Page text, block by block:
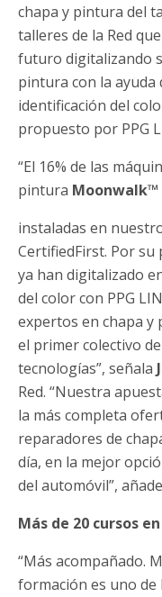
chapa y pintura del
talleres de la Red
futuro digitalizando
pintura con la
identificación del
propuesto por PPG
“El 16% de las
pintura Moonwalk™
instaladas en
CertifiedFirst. Por su
ya han digitalizado
del color con PPG
expertos en chapa y
el primer colectivo
tecnologías”, señala
Red. “Nuestra
la más completa
reparadores de
día, en la mejor
del automóvil”,
Más de 20 cursos
“Más acompañado.
formación es uno